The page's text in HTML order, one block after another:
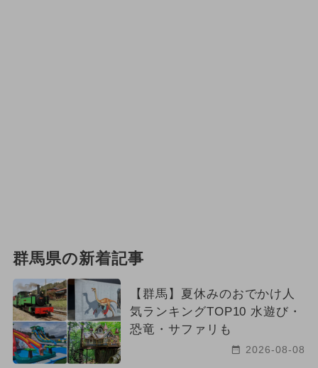
群馬県の新着記事
【群馬】夏休みのおでかけ人
気ランキングTOP10 水遊び・
恐竜・サファリも
2026-08-08